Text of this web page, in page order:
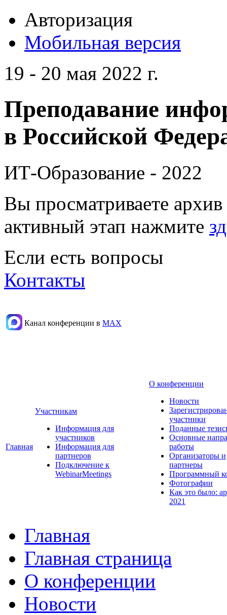
Авторизация
Мобильная версия
19 - 20 мая 2022 г.
Преподавание
в Российской
ИТ-Образование - 2022
Вы просматриваете
активный этап нажмите
Если есть вопросы
Контакты
Канал конференции в МАХ
Главная
Участникам
Информация для
участников
Информация для
партнеров
Подключение к
WebinarMeetings
О конференции
Новости
участники
Поданные
Основные
работы
Организаторы и
партнеры
Программный
Фотографии
Как это было:
2021
Главная
Главная страница
О конференции
Новости